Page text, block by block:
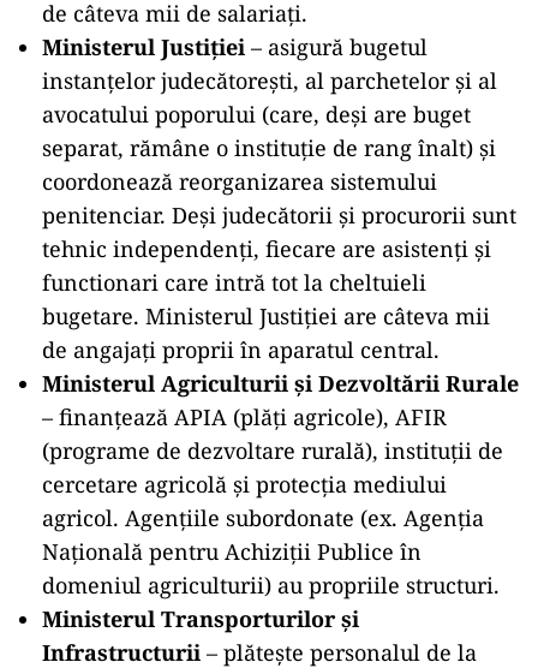
de câteva mii de salariați.
Ministerul Justiției – asigură bugetul
instanțelor judecătorești, al parchetelor şi al
avocatului poporului (care, deși are buget
separat, rămâne o instituție de rang înalt) şi
coordonează reorganizarea sistemului
penitenciar. Deși judecătorii şi procurorii sunt
tehnic independenți, fiecare are asistenți și
functionari care intră tot la cheltuieli
bugetare. Ministerul Justiţiei are câteva mii
de angajați proprii în aparatul central.
Ministerul Agriculturii și Dezvoltării Rurale
– finanțează APIA (plăți agricole), AFIR
(programe de dezvoltare rurală), instituții de
cercetare agricolă şi protecția mediului
agricol. Agențiile subordonate (ex. Agenția
Națională pentru Achiziții Publice în
domeniul agriculturii) au propriile structuri.
Ministerul Transporturilor și
Infrastructurii – plătește personalul de la